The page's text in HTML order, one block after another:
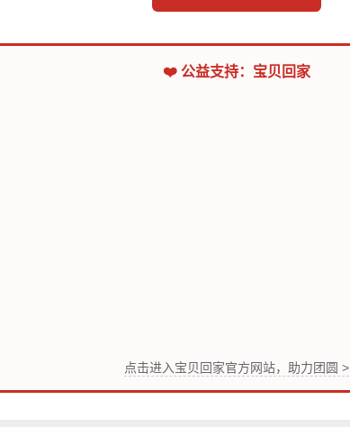
❤️ 公益支持：宝贝回家
点击进入宝贝回家官方网站，助力团圆 >